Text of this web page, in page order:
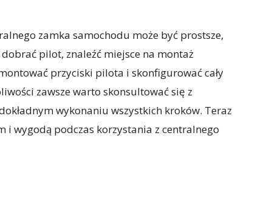
zamka samochodu może być prostsze,
pilot, znaleźć miejsce na montaż
przyciski pilota i skonfigurować cały
zawsze warto skonsultować się z
wykonaniu wszystkich kroków. Teraz
i wygodą podczas korzystania z centralnego